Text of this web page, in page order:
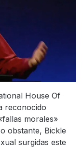
House Of
reconocido
morales»
obstante, Bickle
surgidas este